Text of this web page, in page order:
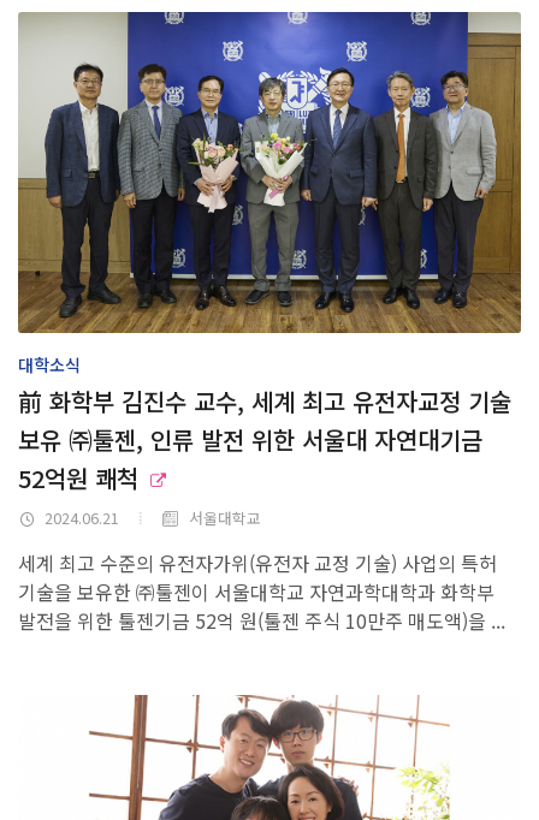
대학소식
前 화학부 김진수 교수, 세계 최고 유전자교정 기술
보유 ㈜툴젠, 인류 발전 위한 서울대 자연대기금
52억원 쾌척
2024.06.21 서울대학교
세계 최고 수준의 유전자가위(유전자 교정 기술) 사업의 특허
기술을 보유한 ㈜툴젠이 서울대학교 자연과학대학과 화학부
발전을 위한 툴젠기금 52억 원(툴젠 주식 10만주 매도액)을 ...